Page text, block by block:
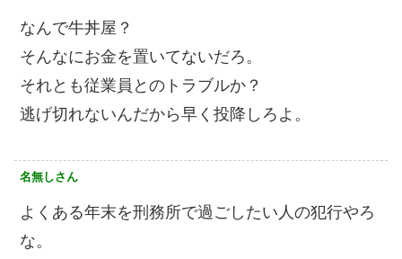
なんで牛丼屋？
そんなにお金を置いてないだろ。
それとも従業員とのトラブルか？
逃げ切れないんだから早く投降しろよ。
名無しさん
よくある年末を刑務所で過ごしたい人の犯行やろ
な。